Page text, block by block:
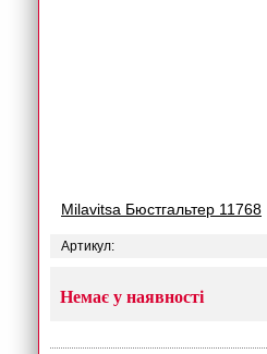
Milavitsa Бюстгальтер 11768
Артикул:
Немає у наявності